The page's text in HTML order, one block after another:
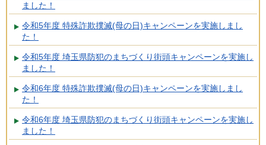
ました！
令和5年度 特殊詐欺撲滅(母の日)キャンペーンを実施しまし
た！
令和5年度 埼玉県防犯のまちづくり街頭キャンペーンを実施し
ました！
令和6年度 特殊詐欺撲滅(母の日)キャンペーンを実施しまし
た！
令和6年度 埼玉県防犯のまちづくり街頭キャンペーンを実施し
ました！